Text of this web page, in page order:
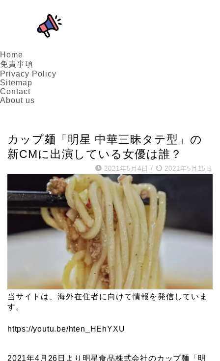
Home
免責事項
Privacy Policy
Sitemap
Contact
About us
カップ麺「明星 中華三昧タテ型」の
新CMに出演している女優は誰？
2021年5月4日 / 2021年5月15日
当サイトは、海外在住者に向けて情報を発信していま
す。
https://youtu.be/hten_HEhYXU
2021年4月26日より明星食品株式会社のカップ麺「明